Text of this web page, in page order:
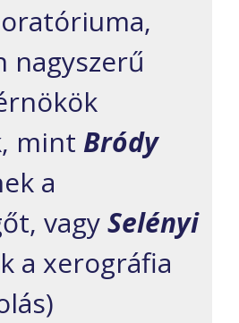
nagyszerű
mint Bródy
a
vagySelényi
a xerográfia